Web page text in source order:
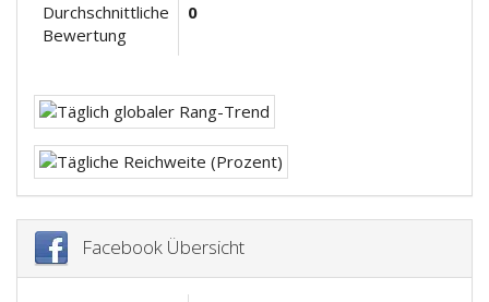
Durchschnittliche
Bewertung
0
Facebook Übersicht